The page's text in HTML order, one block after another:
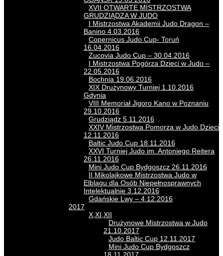
XVII OTWARTE MISTRZOSTWA
GRUDZIĄDZA W JUDO
I Mistrzostwa Akademii Judo Dragon –
Banino 4.03.2016
Copernicus Judo Cup- Toruń
16.04.2016
Zucovia Judo Cup – 30.04.2016
I Mistrzostwa Pogórza Dzieci w Judo –
22.05.2016
Bochnia 19.06.2016
XIX Drużynowy Turniej 1.10.2016
Gdynia
VIII Memoriał Jigoro Kano w Poznaniu
29.10.2016
Grudziądz 5.11.2016
XXIV Mistrzostwa Pomorza w Judo Dzieci
12.11.2016
Baltic Judo Cup 18.11.2016
XXVI Turniej Judo im. Antoniego Reitera
26.11.2016
Mini Judo Cup Bydgoszcz 26.11.2016
II Mikolajkowe Mistrzostwa Judo w
Elblągu dla Osób Niepełnosprawnych
Intelektualnie 3.12.2016
Gdańskie Lwy – 4.12.2016
2017
X,XI,XII
Drużynowe Mistrzostwa w Judo
21.10.2017
Judo Baltic Cup 12.11.2017
Mini Judo Cup Bydgoszcz